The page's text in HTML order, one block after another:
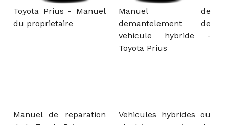
Toyota Prius - Manuel
du proprietaire
Manuel de
demantelement de
vehicule hybride -
Toyota Prius
Manuel de reparation
Vehicules hybrides ou